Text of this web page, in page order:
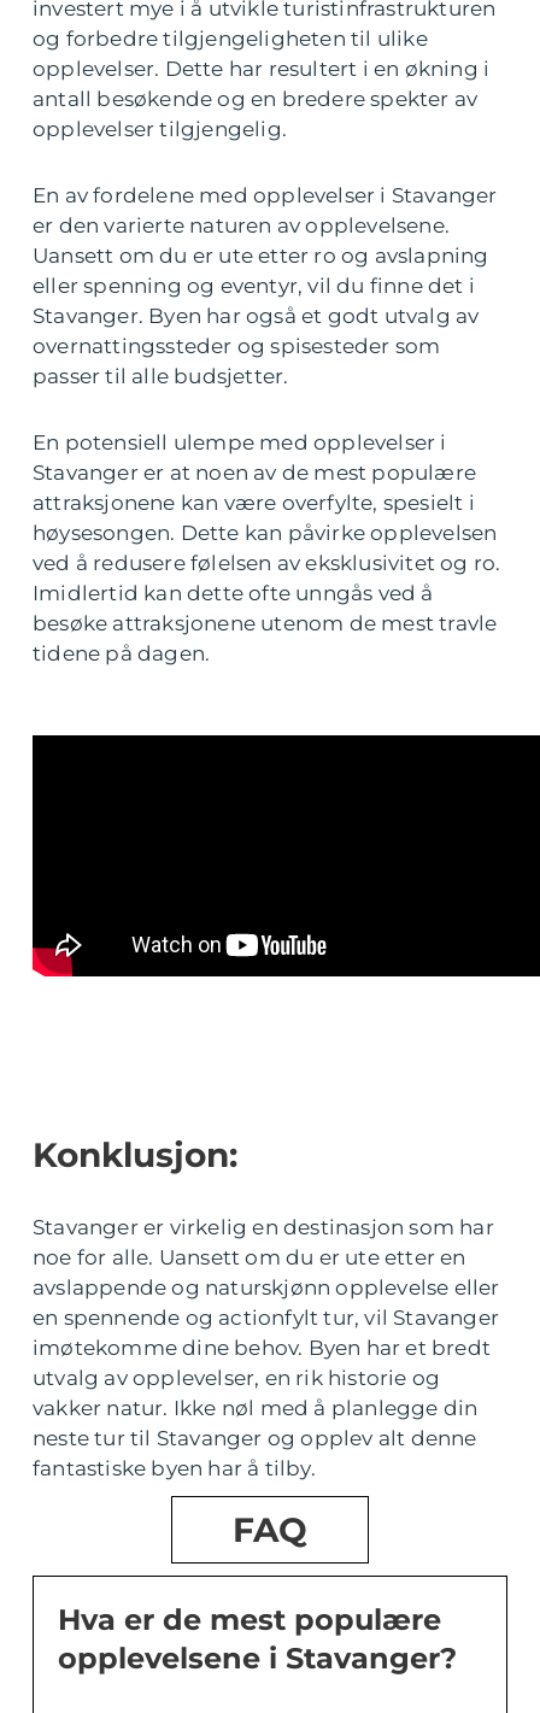
investert mye i å utvikle turistinfrastrukturen
og forbedre tilgjengeligheten til ulike
opplevelser. Dette har resultert i en økning i
antall besøkende og en bredere spekter av
opplevelser tilgjengelig.
En av fordelene med opplevelser i Stavanger
er den varierte naturen av opplevelsene.
Uansett om du er ute etter ro og avslapning
eller spenning og eventyr, vil du finne det i
Stavanger. Byen har også et godt utvalg av
overnattingssteder og spisesteder som
passer til alle budsjetter.
En potensiell ulempe med opplevelser i
Stavanger er at noen av de mest populære
attraksjonene kan være overfylte, spesielt i
høysesongen. Dette kan påvirke opplevelsen
ved å redusere følelsen av eksklusivitet og ro.
Imidlertid kan dette ofte unngås ved å
besøke attraksjonene utenom de mest travle
tidene på dagen.
Konklusjon:
Stavanger er virkelig en destinasjon som har
noe for alle. Uansett om du er ute etter en
avslappende og naturskjønn opplevelse eller
en spennende og actionfylt tur, vil Stavanger
imøtekomme dine behov. Byen har et bredt
utvalg av opplevelser, en rik historie og
vakker natur. Ikke nøl med å planlegge din
neste tur til Stavanger og opplev alt denne
fantastiske byen har å tilby.
FAQ
Hva er de mest populære
opplevelsene i Stavanger?